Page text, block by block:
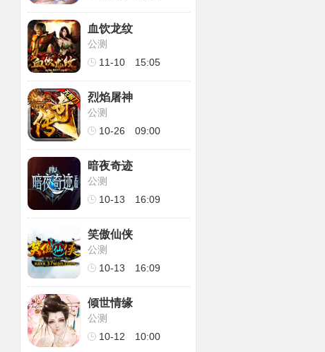
血饮龙纹
公测
11-10 15:05
烈焰屠神
公测
10-26 09:00
暗夜奇迹
公测
10-13 16:09
笑傲仙侠
公测
10-13 16:09
倾世情缘
公测
10-12 10:00